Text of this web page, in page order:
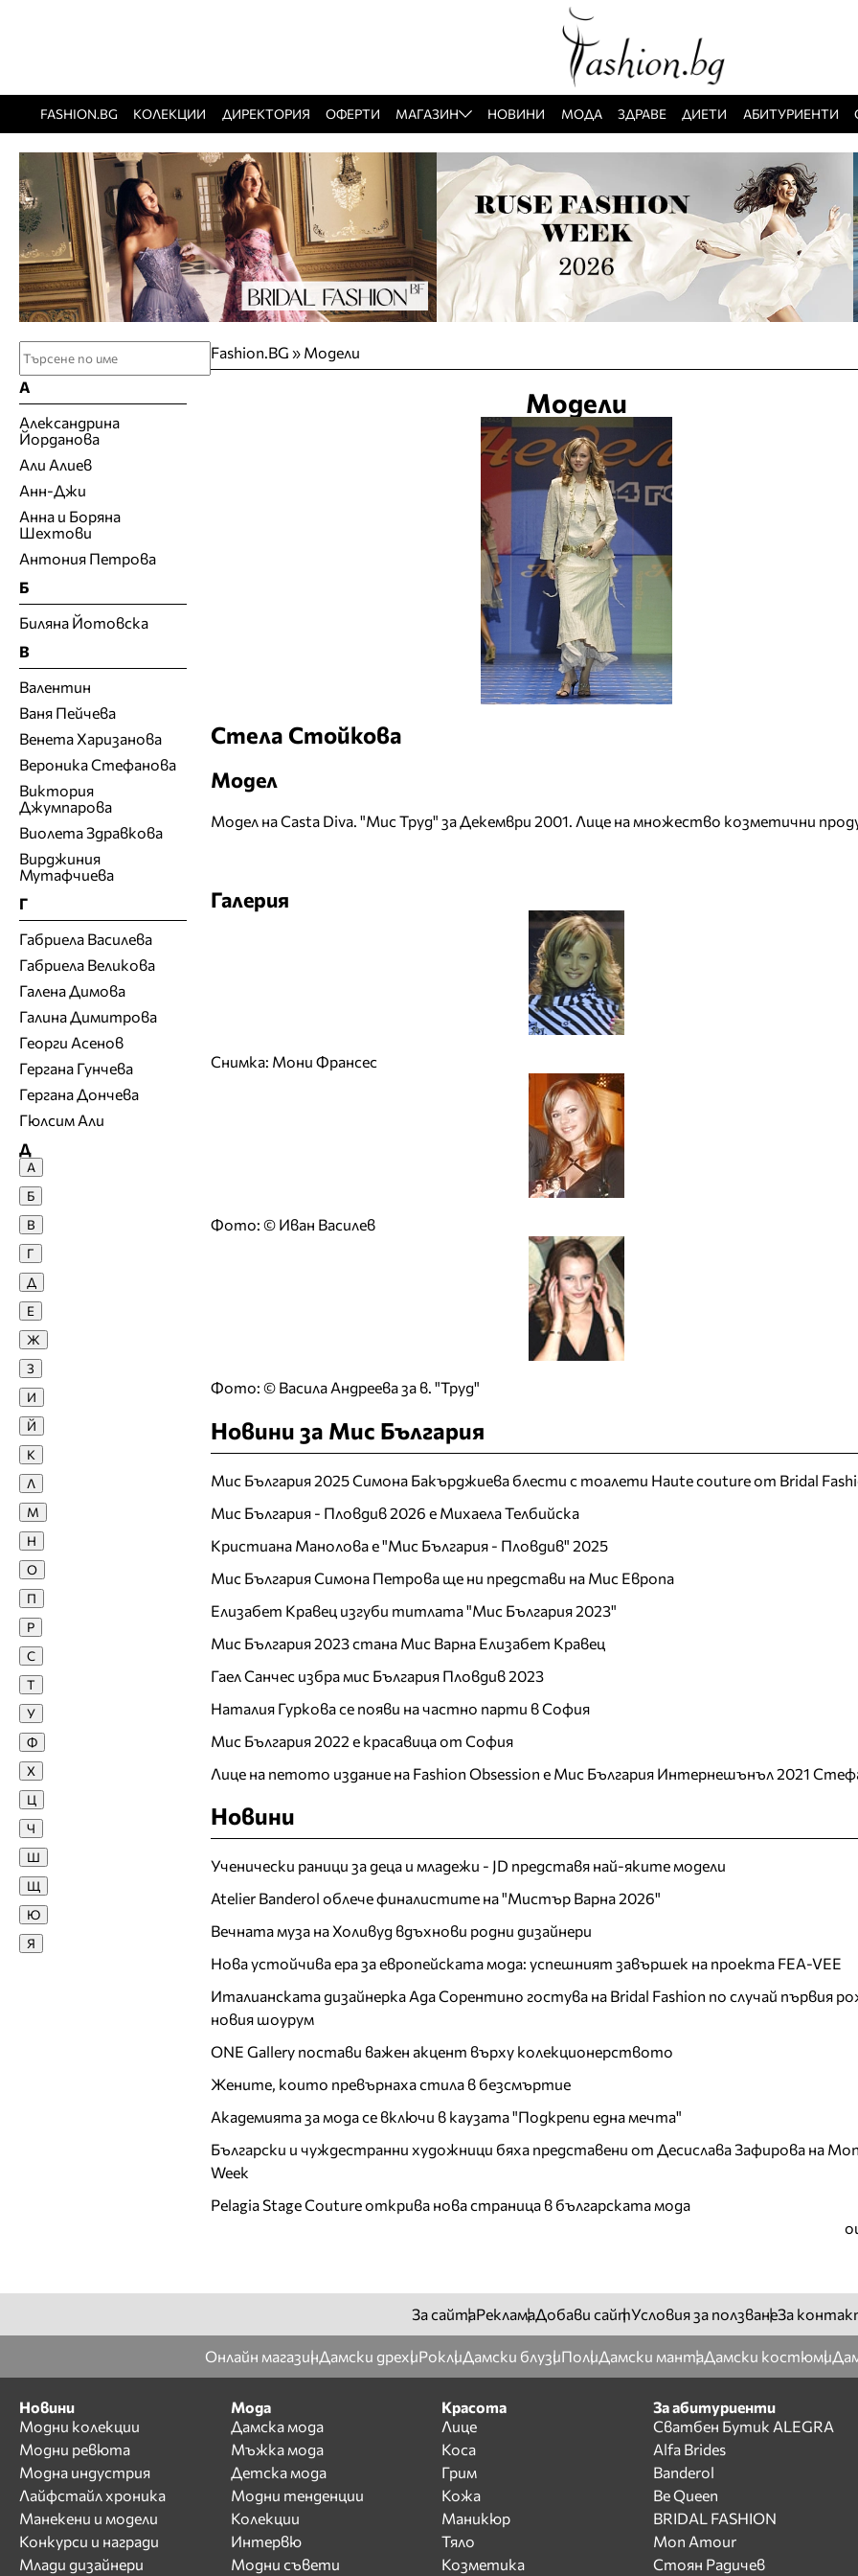
FASHION.BG КОЛЕКЦИИ ДИРЕКТОРИЯ ОФЕРТИ МАГАЗИН НОВИНИ МОДА ЗДРАВЕ ДИЕТИ АБИТУРИЕНТИ
Fashion.BG » Модели
Модели
Стела Стойкова
Модел
Модел на Casta Diva. "Мис Труд" за Декември 2001. Лице на множество козметични
Галерия
Снимка: Мони Франсес
Фото: © Иван Василев
Фото: © Васила Андреева за в. "Труд"
Новини за Мис България
Мис България 2025 Симона Бакърджиева блести с тоалети Haute couture от Bridal
Мис България - Пловдив 2026 е Михаела Телбийска
Кристиана Манолова е "Мис България - Пловдив" 2025
Мис България Симона Петрова ще ни представи на Мис Европа
Елизабет Кравец изгуби титлата "Мис България 2023"
Мис България 2023 стана Мис Варна Елизабет Кравец
Гаел Санчес избра мис България Пловдив 2023
Наталия Гуркова се появи на частно парти в София
Мис България 2022 е красавица от София
Лице на петото издание на Fashion Obsession е Мис България Интернешънъл 2021
Новини
Ученически раници за деца и младежи - JD представя най-яките модели
Atelier Banderol облече финалистите на "Мистър Варна 2026"
Вечната муза на Холивуд вдъхнови родни дизайнери
Нова устойчива ера за европейската мода: успешният завършек на проекта FEA-VEE
Италианската дизайнерка Ада Сорентино гостува на Bridal Fashion по случай първия
новия шоурум
ONE Gallery постави важен акцент върху колекционерството
Жените, които превърнаха стила в безсмъртие
Академията за мода се включи в каузата "Подкрепи една мечта"
Български и чуждестранни художници бяха представени от Десислава Зафирова на
Week
Pelagia Stage Couture открива нова страница в българската мода
А
Александрина
Йорданова
Али Алиев
Анн-Джи
Анна и Боряна
Шехтови
Антония Петрова
Б
Биляна Йотовска
В
Валентин
Ваня Пейчева
Венета Харизанова
Вероника Стефанова
Виктория
Джумпарова
Виолета Здравкова
Вирджиния
Мутафчиева
Г
Габриела Василева
Габриела Великова
Галена Димова
Галина Димитрова
Георги Асенов
Гергана Гунчева
Гергана Дончева
Гюлсим Али
Д
Денислава Сашова
Десислава Денчева
Десислава Николова
Десислава Панчева
Джия Лазарова
Диан Христов
Диана Иванчева
Диана Якубовска
Диди Стоянова
Диляна Попова
Доротея Янева
Е
Екатерина Дунева
Елена Ангелова
Елена Караколева
Елена Кучкова
Елена Тихомирова
Елеонора Манчева
Елина Георгиева
Елица Любенова
Ж
Жана
Жасмина Жекова
Жасмина Тошкова
З
Зара
Златка Димитрова
И
Ива Атанасова
Калина Калчева
Кристина
Верославова
Кристина Милева
Кристина Несторова
Л
Лазарина Делина
ЛиЛана
А
Б
В
Г
Д
Е
Ж
З
И
Й
К
Л
М
Н
О
П
Р
С
Т
У
Ф
Х
Ц
Ч
Ш
Щ
Ю
Я
За сайтаРекламаДобави сайтУсловия за ползванеЗа
Онлайн магазинДамски дрехиРоклиДамски блузиПолиДамски мантаДамски костюми
Новини
Модни колекции
Модни ревюта
Модна индустрия
Лайфстайл хроника
Манекени и модели
Конкурси и награди
Млади дизайнери
Мода
Дамска мода
Мъжка мода
Детска мода
Модни тенденции
Колекции
Интервю
Модни съвети
Красота
Лице
Коса
Грим
Кожа
Маникюр
Тяло
Козметика
За абитуриенти
Сватбен Бутик ALEGRA
Alfa Brides
Banderol
Be Queen
BRIDAL FASHION
Mon Amour
Стоян Радичев